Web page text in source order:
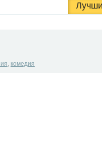
, комедия